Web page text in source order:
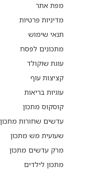
מפת אתר
מדיניות פרטיות
תנאי שימוש
מתכונים לפסח
עוגת שוקולד
קציצות עוף
עוגיות בריאות
קוסקוס מתכון
עדשים שחורות מתכון
שעועית מש מתכון
מרק עדשים מתכון
מתכון לילדים